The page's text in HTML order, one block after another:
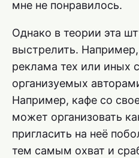
мне не понравилось.
Однако в теории эта
выстрелить.
реклама тех или иных
организуемых
Например, кафе со
может организовать
пригласить на неё
тем самым охват и